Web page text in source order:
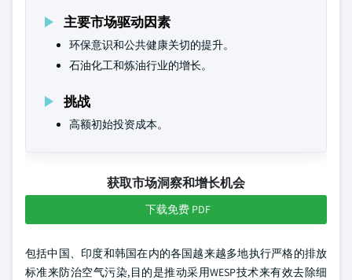
主要市场驱动因素
环保意识和公共健康关切的提升。
石油化工和炼油行业的增长。
挑战
高额初始投资成本。
获取市场洞察和增长机会
下载免费 PDF
包括中国、印度和韩国在内的各国越来越多地执行严格的排放
标准来防治空气污染,目的是推动采用WESP技术来有效去除细